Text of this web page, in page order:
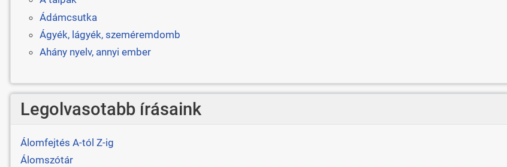
Ádámcsutka
Ágyék, lágyék, szeméremdomb
Ahány nyelv, annyi ember
Legolvasotabb írásaink
Álomfejtés A-tól Z-ig
Álomszótár